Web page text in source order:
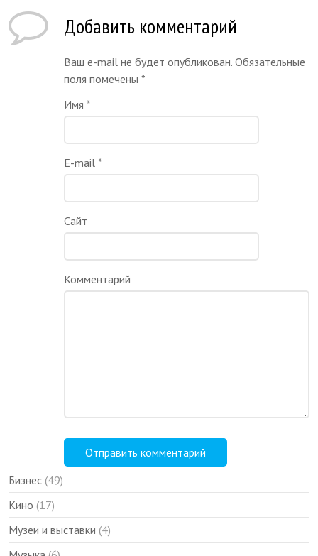
Добавить комментарий
Ваш e-mail не будет опубликован. Обязательные
поля помечены*
Имя*
E-mail*
Сайт
Комментарий
Бизнес (49)
Кино (17)
Музеи и выставки (4)